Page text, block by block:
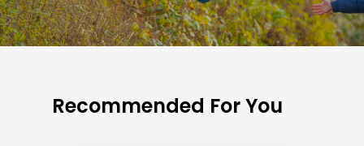
Recommended For You